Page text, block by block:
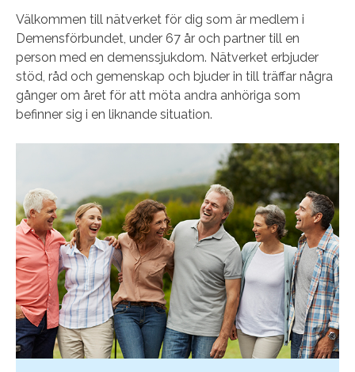
Välkommen till nätverket för dig som är medlem i
Demensförbundet, under 67 år och partner till en
person med en demenssjukdom. Nätverket erbjuder
stöd, råd och gemenskap och bjuder in till träffar några
gånger om året för att möta andra anhöriga som
befinner sig i en liknande situation.